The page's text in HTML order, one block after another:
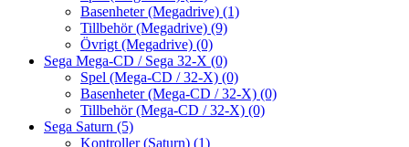
Basenheter (Megadrive) (1)
Tillbehör (Megadrive) (9)
Övrigt (Megadrive) (0)
Sega Mega-CD / Sega 32-X (0)
Spel (Mega-CD / 32-X) (0)
Basenheter (Mega-CD / 32-X) (0)
Tillbehör (Mega-CD / 32-X) (0)
Sega Saturn (5)
Kontroller (Saturn) (1)